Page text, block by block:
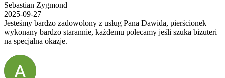
Sebastian Zygmond
2025-09-27
Jesteśmy bardzo zadowolony z usług Pana Dawida, pierścionek
wykonany bardzo starannie, każdemu polecamy jeśli szuka bizuteri
na specjalna okazje.